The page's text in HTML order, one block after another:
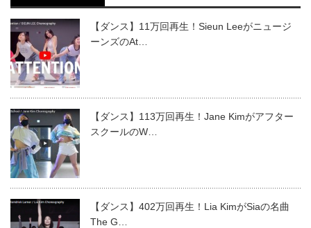
【ダンス】11万回再生！Sieun Leeがニュージ
ーンズのAt…
【ダンス】113万回再生！Jane Kimがアフター
スクールのW…
【ダンス】402万回再生！Lia KimがSiaの名曲
The G…